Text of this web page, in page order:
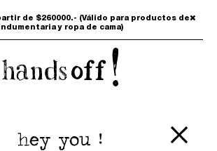
hey you !
de $260000.- (Válido para productos de
y ropa de cama)